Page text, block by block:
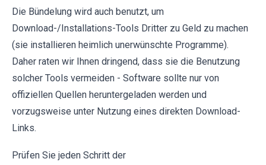
Die Bündelung wird auch benutzt, um
Download-/Installations-Tools Dritter zu Geld zu machen
(sie installieren heimlich unerwünschte Programme).
Daher raten wir Ihnen dringend, dass sie die Benutzung
solcher Tools vermeiden - Software sollte nur von
offiziellen Quellen heruntergeladen werden und
vorzugsweise unter Nutzung eines direkten Download-
Links.
Prüfen Sie jeden Schritt der